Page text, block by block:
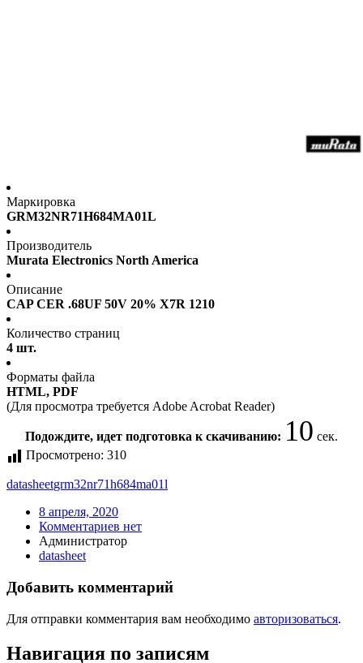
Маркировка
GRM32NR71H684MA01L
Производитель
Murata Electronics North America
Описание
CAP CER .68UF 50V 20% X7R 1210
Количество страниц
4 шт.
Форматы файла
HTML, PDF
(Для просмотра требуется Adobe Acrobat Reader)
Подождите, идет подготовка к скачиванию: 10 сек.
Просмотрено: 310
datasheetgrm32nr71h684ma01l
8 апреля, 2020
Комментариев нет
Администратор
datasheet
Добавить комментарий
Для отправки комментария вам необходимо авторизоваться.
Навигация по записям